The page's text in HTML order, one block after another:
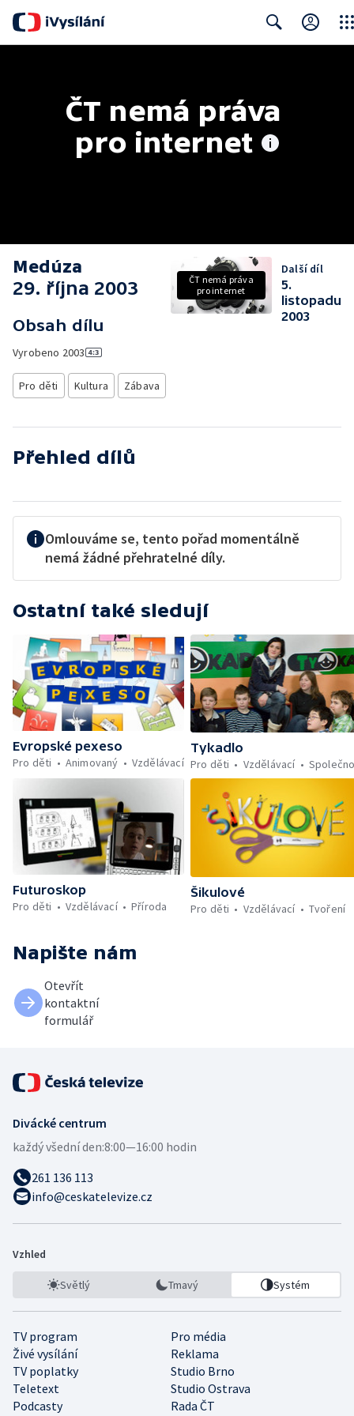
ČT nemá práva
pro internet
Medúza
29. října 2003
Obsah dílu
Vyrobeno 2003
Pro děti Kultura Zábava
ČT nemá práva
pro internet
Další díl
5.
listopadu
2003
Přehled dílů
Omlouváme se, tento pořad momentálně
nemá žádné přehratelné díly.
Ostatní také sledují
Evropské pexeso
Pro děti
Animovaný Vzdělávací
Tykadlo
Pro děti
Vzdělávací
Futuroskop
Pro děti
Vzdělávací Příroda
Šikulové
Pro děti
Vzdělávací Tvoření
Napište nám
Otevřít
kontaktní
formulář
Divácké centrum
každý všední den:8:00—16:00 hodin
261 136 113
info@ceskatelevize.cz
Vzhled
Světlý Tmavý Systém
TV program
Pro média
Živé vysílání
Reklama
TV poplatky
Studio Brno
Teletext
Studio Ostrava
Podcasty
Rada ČT